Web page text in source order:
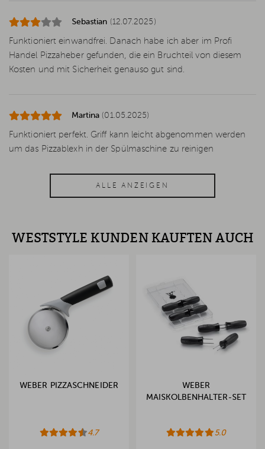
Sebastian (12.07.2025)
Funktioniert einwandfrei. Danach habe ich aber im Profi
Handel Pizzaheber gefunden, die ein Bruchteil von diesem
Kosten und mit Sicherheit genauso gut sind.
Martina (01.05.2025)
Funktioniert perfekt. Griff kann leicht abgenommen werden
um das Pizzablexh in der Spülmaschine zu reinigen
ALLE ANZEIGEN
WESTSTYLE KUNDEN KAUFTEN AUCH
WEBER PIZZASCHNEIDER
4.7
WEBER
MAISKOLBENHALTER-SET
5.0